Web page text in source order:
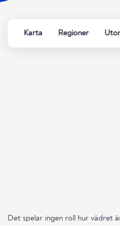
Karta Regioner
Det spelar ingen roll hur vädret